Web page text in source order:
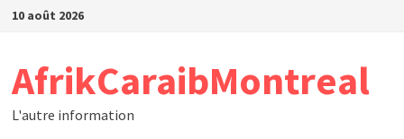
Passer
10 août 2026
AfrikCaraibMontreal
L'autre information